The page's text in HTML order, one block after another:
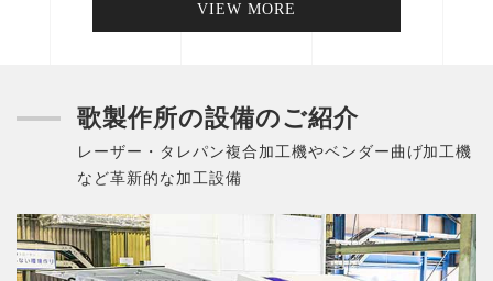
VIEW MORE
歌製作所の設備のご紹介
レーザー・タレパン複合加工機やベンダー曲げ加工機
など革新的な加工設備